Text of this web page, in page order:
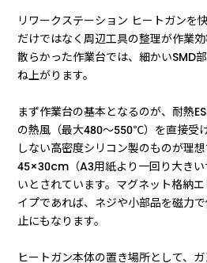
リワークステーション ヒートガンを
だけではなく周辺工具の整理が作業効
散らかった作業台では、細かいSMD
ね上がります。
まず作業台の基本となるのが、耐熱
の熱風（最大480〜550℃）を直接受
しない高密度シリコン製のものが理
45×30cm（A3用紙より一回り大き
いとされています。マグネット格納
イプであれば、ネジや小部品を磁力
止にもなります。
ヒートガン本体の置き場所として、